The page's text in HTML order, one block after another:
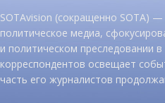
SOTAvision (сокращенно SOTA)
политическое медиа,
и политическом преследовании
корреспондентов освещает
часть его журналистов